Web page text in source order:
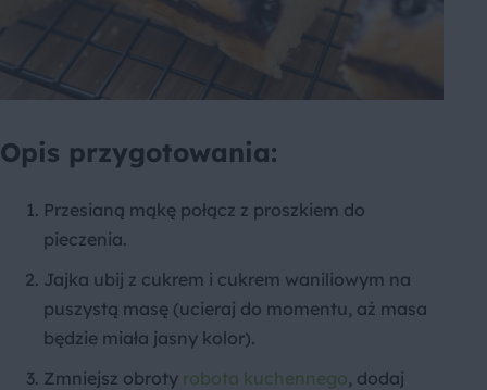
Opis przygotowania:
Przesianą mąkę połącz z proszkiem do
pieczenia.
Jajka ubij z cukrem i cukrem waniliowym na
puszystą masę (ucieraj do momentu, aż masa
będzie miała jasny kolor).
Zmniejsz obroty robota kuchennego, dodaj